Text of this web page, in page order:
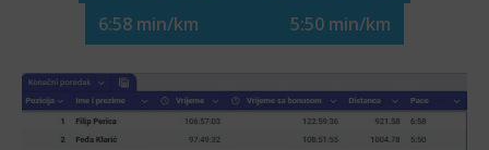
6:58 min/km 5:50 min/km